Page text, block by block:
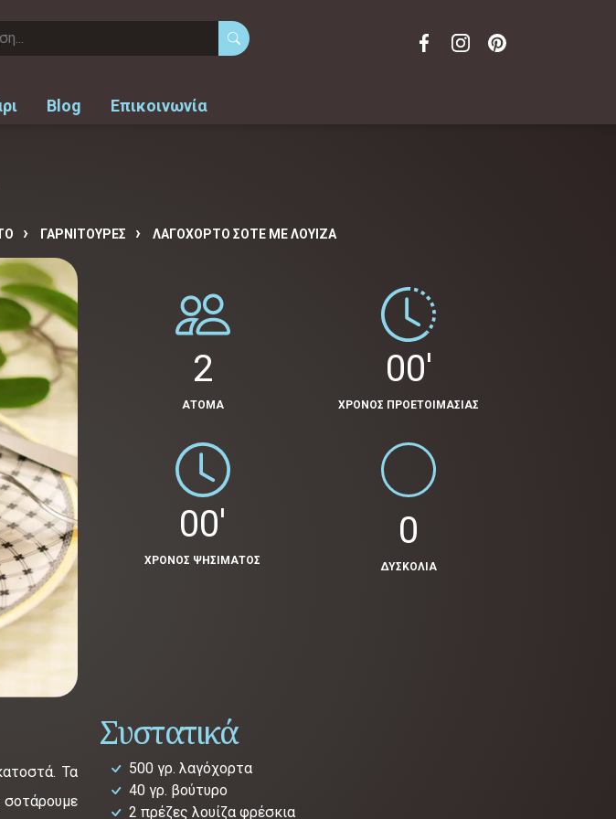
Blog Επικοινωνία
ΓΑΡΝΙΤΟΥΡΕΣ ΛΑΓΌΧΟΡΤΟ ΣΟΤΈ ΜΕ ΛΟΥΊΖΑ
2
ΑΤΟΜΑ
00'
ΧΡΟΝΟΣ ΠΡΟΕΤΟΙΜΑΣΙΑΣ
00'
ΧΡΟΝΟΣ ΨΗΣΙΜΑΤΟΣ
0
ΔΥΣΚΟΛΙΑ
Συστατικά
500 γρ. λαγόχορτα
40 γρ. βούτυρο
2 πρέζες λουίζα φρέσκια
Τα
σοτάρουμε